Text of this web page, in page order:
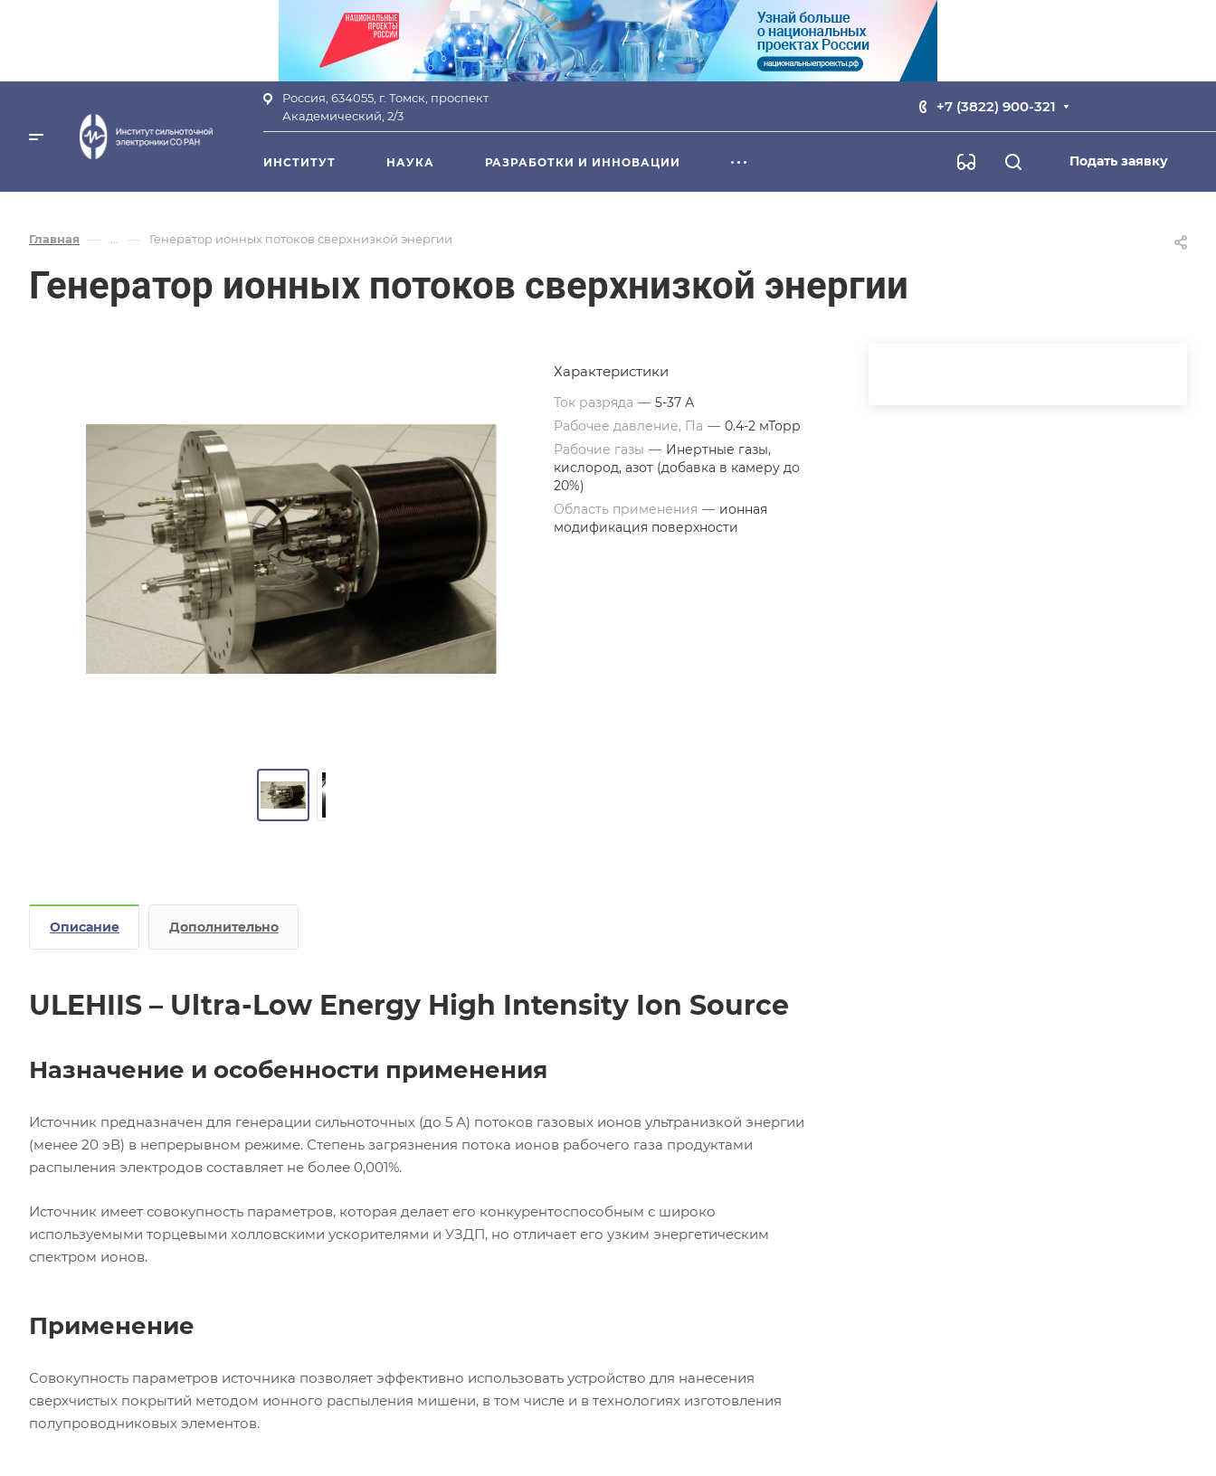
Россия, 634055, г. Томск, проспект
Академический, 2/3
+7 (3822) 900-321
ИНСТИТУТ НАУКА РАЗРАБОТКИ И ИННОВАЦИИ Подать заявку
Главная — — Генератор ионных потоков сверхнизкой энергии
Генератор ионных потоков сверхнизкой энергии
Характеристики
Ток разряда — 5-37 А
Рабочее давление, Па — 0.4-2 мТорр
Рабочие газы — Инертные газы,
кислород, азот (добавка в камеру до
20%)
Область применения — ионная
модификация поверхности
Описание Дополнительно
ULEHIIS – Ultra-Low Energy High Intensity Ion Source
Назначение и особенности применения
Источник предназначен для генерации сильноточных (до 5 А) потоков газовых ионов ультранизкой энергии
(менее 20 эВ) в непрерывном режиме. Степень загрязнения потока ионов рабочего газа продуктами
распыления электродов составляет не более 0,001%.
Источник имеет совокупность параметров, которая делает его конкурентоспособным с широко
используемыми торцевыми холловскими ускорителями и УЗДП, но отличает его узким энергетическим
спектром ионов.
Применение
Совокупность параметров источника позволяет эффективно использовать устройство для нанесения
сверхчистых покрытий методом ионного распыления мишени, в том числе и в технологиях изготовления
полупроводниковых элементов.